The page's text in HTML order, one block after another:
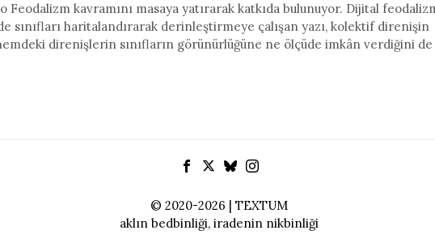
kavramını masaya yatırarak katkıda bulunuyor. Dijital
sınıfları haritalandırarak derinleştirmeye çalışan yazı, kolektif direnişin
direnişlerin sınıfların görünürlüğüne ne ölçüde imkân verdiğini de
© 2020-2026 | TEXTUM
aklın bedbinliği, iradenin nikbinliği